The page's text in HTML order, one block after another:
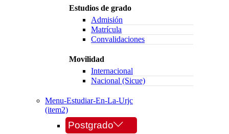
Estudios de grado
Admisión
Matrícula
Convalidaciones
Movilidad
Internacional
Nacional (Sicue)
Menu-Estudiar-En-La-Urjc
(item2)
Postgrado